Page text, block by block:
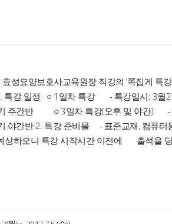
성요양보호사교육원장 직강의 ‘쪽집게
1일차 특강 - 특강일시: 3월27일(
주간반 ○ 3일차 특강(오후 및 야간)
간반 2. 특강 준비물 - 표준교재, 컴퓨터
하오니 특강 시작시간 이전에 출석을 당